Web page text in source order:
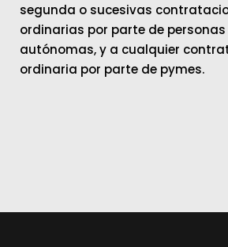
segunda o sucesivas
ordinarias por parte de
autónomas, y a cualquier
ordinaria por parte de pymes.